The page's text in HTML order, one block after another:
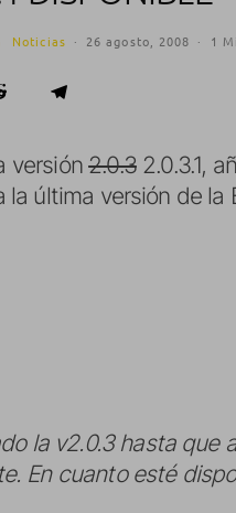
Noticias · 26 agosto, 2008 · 1
versión2.0.32.0.3.1,
última versión de la
la v2.0.3 hasta que
En cuanto esté